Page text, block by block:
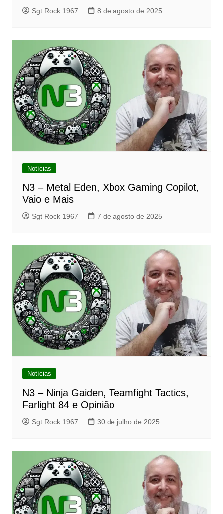
Sgt Rock 1967 8 de agosto de 2025
Notícias
N3 – Metal Eden, Xbox Gaming Copilot,
Vaio e Mais
Sgt Rock 1967 7 de agosto de 2025
Notícias
N3 – Ninja Gaiden, Teamfight Tactics,
Farlight 84 e Opinião
Sgt Rock 1967 30 de julho de 2025